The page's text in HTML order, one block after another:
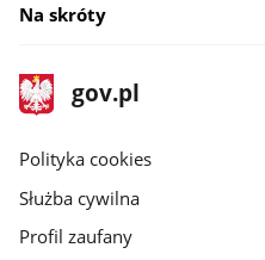
Na skróty
stopka
gov.pl
Strona
gov.pl
gov.pl
Polityka cookies
Służba cywilna
Profil zaufany